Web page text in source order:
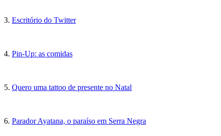
3. Escritório do Twitter
4. Pin-Up: as comidas
5. Quero uma tattoo de presente no Natal
6. Parador Ayatana, o paraíso em Serra Negra